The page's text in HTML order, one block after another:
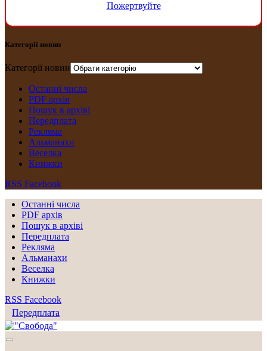
Пожертвуйте
Категорії новин
Категорії новин
Останні числа
PDF архів
Пошук в архіві
Передплата
Рекляма
Альманахи
Веселка
Книжки
RSS Facebook
Останні числа
PDF архів
Пошук в архіві
Передплата
Рекляма
Альманахи
Веселка
Книжки
RSS Facebook
Передплата